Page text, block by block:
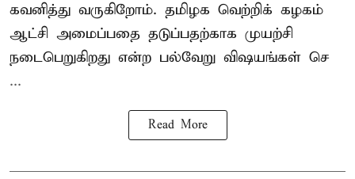
கவனித்து வருகிறோம். தமிழக வெற்றிக் கழகம்
ஆட்சி அமைப்பதை தடுப்பதற்காக முயற்சி
நடைபெறுகிறது என்ற பல்வேறு விஷயங்கள் செ
...
Read More